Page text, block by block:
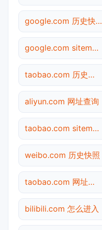
google.com 历史快照
google.com sitemap.xml检测
taobao.com 历史快照
aliyun.com 网址查询
taobao.com sitemap.xml检测
weibo.com 历史快照
taobao.com 网址查询
bilibili.com 怎么进入